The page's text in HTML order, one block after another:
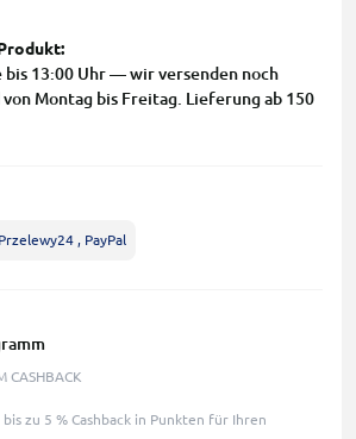
bis 13:00 Uhr — wir versenden noch
von Montag bis Freitag. Lieferung ab 150
, PayPal
CASHBACK
bis zu 5 % Cashback in Punkten für Ihren